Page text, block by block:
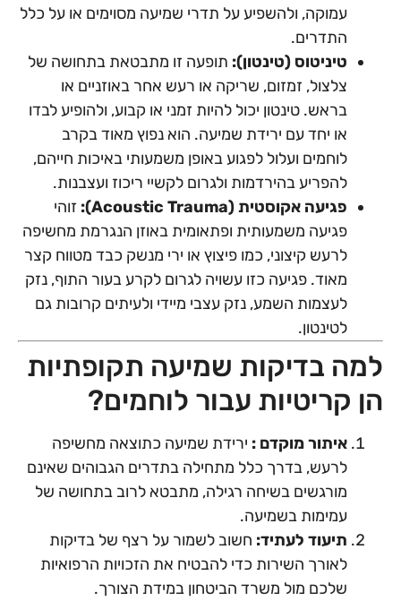
עמוקה, ולהשפיע על תדרי שמיעה מסוימים או על כלל
התדרים.
טיניטוס (טינטון): תופעה זו מתבטאת בתחושה של
צלצול, זמזום, שריקה או רעש אחר באוזניים או
בראש. טינטון יכול להיות זמני או קבוע, ולהופיע לבדו
או יחד עם ירידת שמיעה. הוא נפוץ מאוד בקרב
לוחמים ועלול לפגוע באופן משמעותי באיכות חייהם,
להפריע בהירדמות ולגרום לקשיי ריכוז ועצבנות.
פגיעה אקוסטית (Acoustic Trauma):
זוהי
פגיעה משמעותית ופתאומית באוזן הנגרמת מחשיפה
לרעש קיצוני, כמו פיצוץ או ירי מנשק כבד מטווח קצר
מאוד. פגיעה כזו עשויה לגרום לקרע בעור התוף, נזק
לעצמות השמע, נזק עצבי מיידי ולעיתים קרובות גם
לטינטון.
למה בדיקות שמיעה תקופתיות
הן קריטיות עבור לוחמים?
איתור מוקדם : ירידת שמיעה כתוצאה מחשיפה
לרעש, בדרך כלל מתחילה בתדרים הגבוהים שאינם
מורגשים בשיחה רגילה, מתבטא לרוב בתחושה של
עמימות בשמיעה.
תיעוד לעתיד: חשוב לשמור על רצף של בדיקות
לאורך השירות כדי להבטיח את הזכויות הרפואיות
שלכם מול משרד הביטחון במידת הצורך.